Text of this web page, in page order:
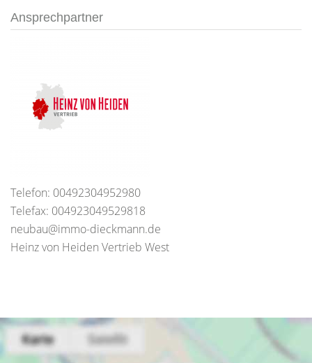
Ansprechpartner
Telefon: 00492304952980
Telefax: 004923049529818
neubau@immo-dieckmann.de
Heinz von Heiden Vertrieb West